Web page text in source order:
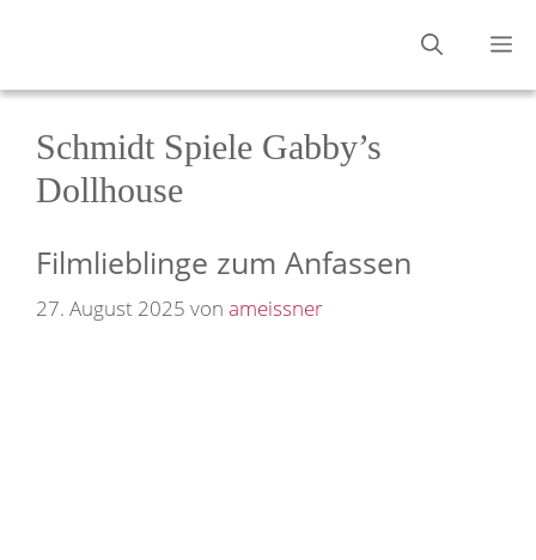
Schmidt Spiele Gabby’s
Dollhouse
Filmlieblinge zum Anfassen
27. August 2025 von ameissner